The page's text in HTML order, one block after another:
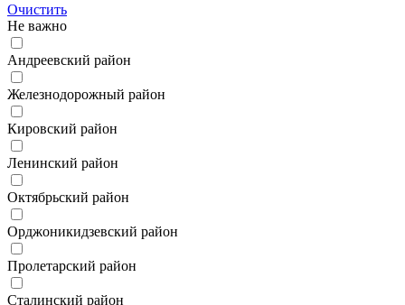
Очистить
Не важно
Андреевский район
Железнодорожный район
Кировский район
Ленинский район
Октябрьский район
Орджоникидзевский район
Пролетарский район
Сталинский район